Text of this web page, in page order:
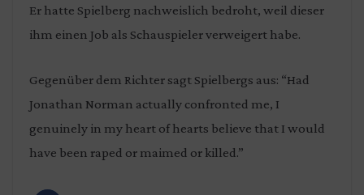
Er hatte Spielberg nachweislich bedroht, weil dieser
ihm einen Job als Schauspieler verweigert habe.
Gegenüber dem Richter sagt Spielbergs aus: “Had
Jonathan Norman actually confronted me, I
genuinely in my heart of hearts believe that I would
have been raped or maimed or killed.”